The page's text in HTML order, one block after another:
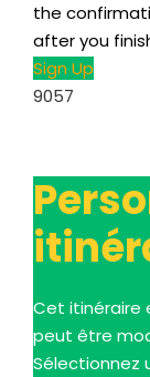
the
after you
Sign Up
9057
Cet itinéraire
peut être
Sélectionnez